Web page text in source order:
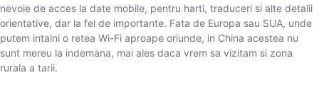
nevoie de acces la date mobile, pentru harti, traduceri si alte detalii
orientative, dar la fel de importante. Fata de Europa sau SUA, unde
putem intalni o retea Wi-Fi aproape oriunde, in China acestea nu
sunt mereu la indemana, mai ales daca vrem sa vizitam si zona
rurala a tarii.